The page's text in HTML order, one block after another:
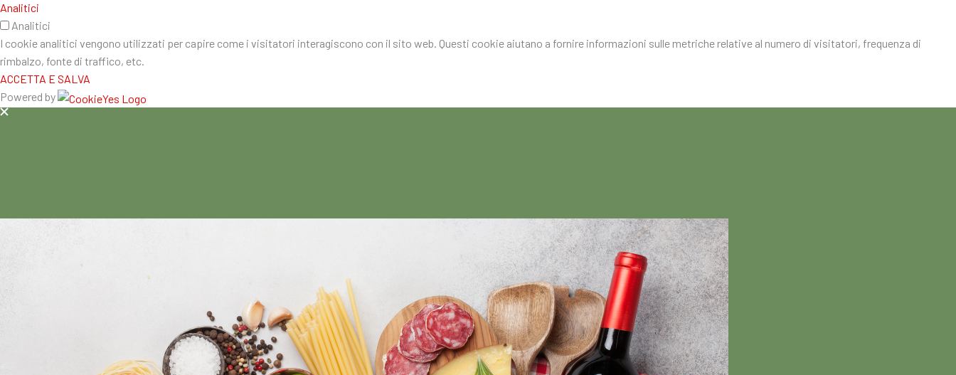
Analitici
Analitici
I cookie analitici vengono utilizzati per capire come i visitatori interagiscono con il sito web. Questi cookie aiutano a fornire informazioni sulle metriche relative al numero di visitatori, frequenza di
rimbalzo, fonte di traffico, etc.
ACCETTA E SALVA
Powered by